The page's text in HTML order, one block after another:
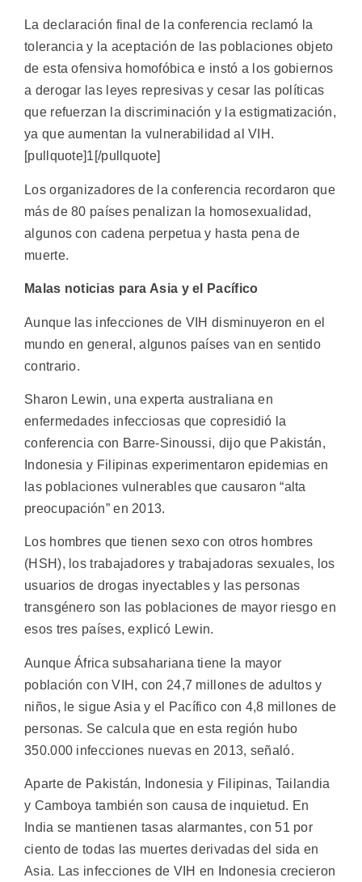
La declaración final de la conferencia reclamó la
tolerancia y la aceptación de las poblaciones objeto
de esta ofensiva homofóbica e instó a los gobiernos
a derogar las leyes represivas y cesar las políticas
que refuerzan la discriminación y la estigmatización,
ya que aumentan la vulnerabilidad al VIH.
[pullquote]1[/pullquote]
Los organizadores de la conferencia recordaron que
más de 80 países penalizan la homosexualidad,
algunos con cadena perpetua y hasta pena de
muerte.
Malas noticias para Asia y el Pacífico
Aunque las infecciones de VIH disminuyeron en el
mundo en general, algunos países van en sentido
contrario.
Sharon Lewin, una experta australiana en
enfermedades infecciosas que copresidió la
conferencia con Barre-Sinoussi, dijo que Pakistán,
Indonesia y Filipinas experimentaron epidemias en
las poblaciones vulnerables que causaron “alta
preocupación” en 2013.
Los hombres que tienen sexo con otros hombres
(HSH), los trabajadores y trabajadoras sexuales, los
usuarios de drogas inyectables y las personas
transgénero son las poblaciones de mayor riesgo en
esos tres países, explicó Lewin.
Aunque África subsahariana tiene la mayor
población con VIH, con 24,7 millones de adultos y
niños, le sigue Asia y el Pacífico con 4,8 millones de
personas. Se calcula que en esta región hubo
350.000 infecciones nuevas en 2013, señaló.
Aparte de Pakistán, Indonesia y Filipinas, Tailandia
y Camboya también son causa de inquietud. En
India se mantienen tasas alarmantes, con 51 por
ciento de todas las muertes derivadas del sida en
Asia. Las infecciones de VIH en Indonesia crecieron